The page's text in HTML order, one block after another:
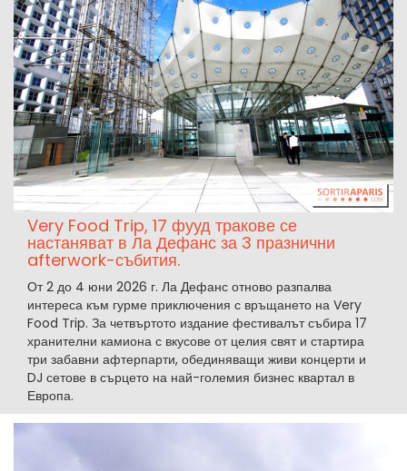
Very Food Trip, 17 фууд тракове се
настаняват в Ла Дефанс за 3 празнични
afterwork-събития.
От 2 до 4 юни 2026 г. Ла Дефанс отново разпалва
интереса към гурме приключения с връщането на Very
Food Trip. За четвъртото издание фестивалът събира 17
хранителни камиона с вкусове от целия свят и стартира
три забавни афтерпарти, обединяващи живи концерти и
DJ сетове в сърцето на най-големия бизнес квартал в
Европа.